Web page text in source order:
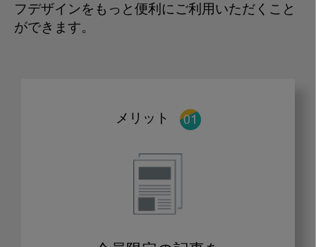
フデザインをもっと便利にご利用いただくこと
ができます。
メリット